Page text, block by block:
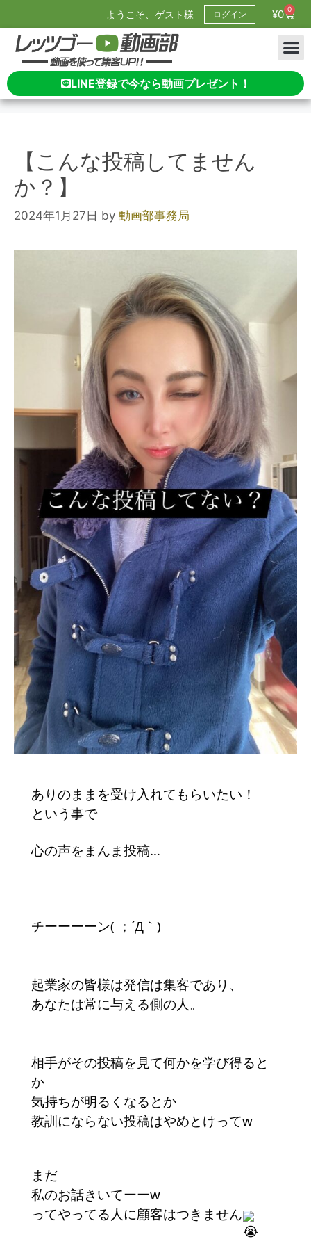
ようこそ、ゲスト様 ログイン ¥0 0
LINE登録で今なら動画プレゼント！
【こんな投稿してません
か？】
2024年1月27日 by 動画部事務局
ありのままを受け入れてもらいたい！
という事で
心の声をまんま投稿…
チーーーーン( ；´Д｀)
起業家の皆様は発信は集客であり、
あなたは常に与える側の人。
相手がその投稿を見て何かを学び得ると
か
気持ちが明るくなるとか
教訓にならない投稿はやめとけってw
まだ
私のお話きいてーーw
ってやってる人に顧客はつきません